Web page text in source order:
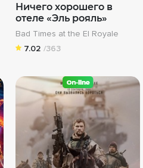
Ничего хорошего в
отеле «Эль рояль»
Bad Times at the El Royale
7.02 /363